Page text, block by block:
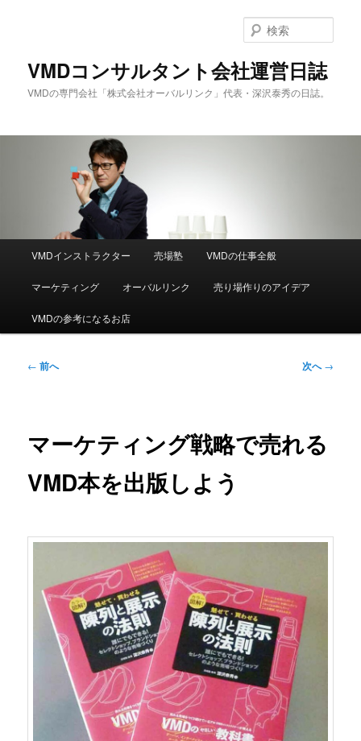
VMDコンサルタント会社運営日誌
VMDの専門会社「株式会社オーバルリンク」代表・深沢泰秀の日誌。
索
ュ
VMDインストラクター 売場塾 VMDの仕事全般
マーケティング オーバルリンク 売り場作りのアイデア
VMDの参考になるお店
投
ー
ョ
← 前へ 次へ→
マーケティング戦略で売れる
VMD本を出版しよう